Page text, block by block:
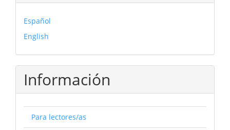
Español
English
Información
Para lectores/as